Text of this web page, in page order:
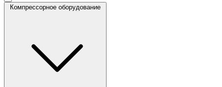
Компрессорное оборудование